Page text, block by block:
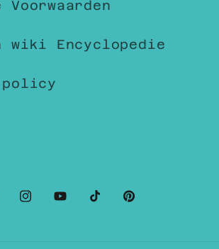
Voorwaarden
wiki Encyclopedie
Instagram
YouTubeTikTokPinterest